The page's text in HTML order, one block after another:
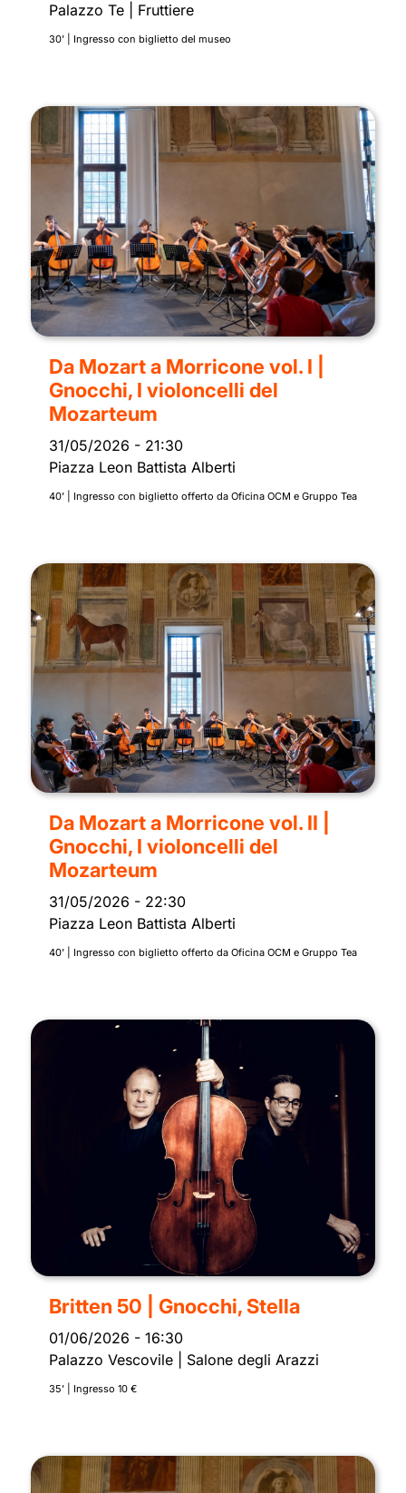
Palazzo Te | Fruttiere
30’ | Ingresso con biglietto del museo
Da Mozart a Morricone vol. I |
Gnocchi, I violoncelli del
Mozarteum
31/05/2026 - 21:30
Piazza Leon Battista Alberti
40’ | Ingresso con biglietto offerto da Oficina OCM e Gruppo Tea
Da Mozart a Morricone vol. II |
Gnocchi, I violoncelli del
Mozarteum
31/05/2026 - 22:30
Piazza Leon Battista Alberti
40’ | Ingresso con biglietto offerto da Oficina OCM e Gruppo Tea
Britten 50 | Gnocchi, Stella
01/06/2026 - 16:30
Palazzo Vescovile | Salone degli Arazzi
35’ | Ingresso 10 €